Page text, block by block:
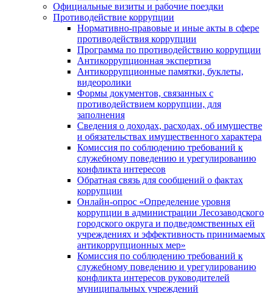
Официальные визиты и рабочие поездки
Противодействие коррупции
Нормативно-правовые и иные акты в сфере
противодействия коррупции
Программа по противодействию коррупции
Антикоррупционная экспертиза
Антикоррупционные памятки, буклеты,
видеоролики
Формы документов, связанных с
противодействием коррупции, для
заполнения
Сведения о доходах, расходах, об имуществе
и обязательствах имущественного характера
Комиссия по соблюдению требований к
служебному поведению и урегулированию
конфликта интересов
Обратная связь для сообщений о фактах
коррупции
Онлайн-опрос «Определение уровня
коррупции в администрации Лесозаводского
городского округа и подведомственных ей
учреждениях и эффективность принимаемых
антикоррупционных мер»
Комиссия по соблюдению требований к
служебному поведению и урегулированию
конфликта интересов руководителей
муниципальных учреждений